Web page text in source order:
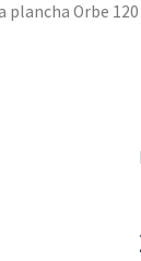
plancha Orbe